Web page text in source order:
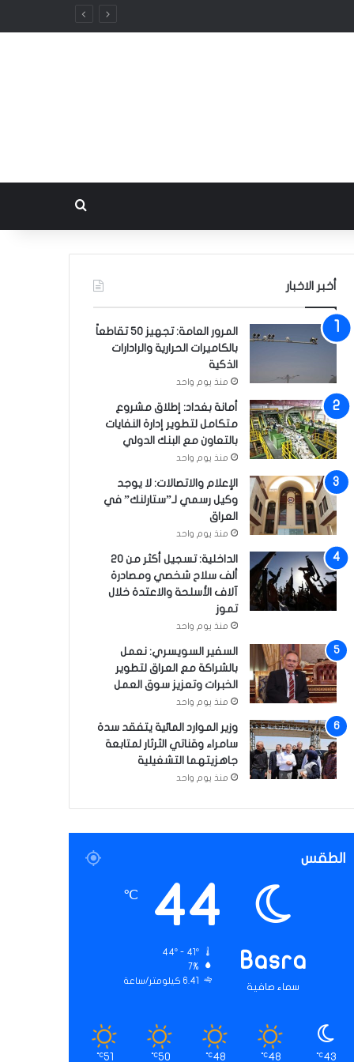
أخبر الاخبار
المرور العامة: تجهيز 50 تقاطعاً
بالكاميرات الحرارية والرادارات
الذكية
منذ يوم واحد
أمانة بغداد: إطلاق مشروع
متكامل لتطوير إدارة النفايات
بالتعاون مع البنك الدولي
منذ يوم واحد
الإعلام والاتصالات: لا يوجد
وكيل رسمي لـ”ستارلنك” في
العراق
منذ يوم واحد
الداخلية: تسجيل أكثر من 20
ألف سلاح شخصي ومصادرة
آلاف الأسلحة والاعتدة خلال
تموز
منذ يوم واحد
السفير السويسري: نعمل
بالشراكة مع العراق لتطوير
الخبرات وتعزيز سوق العمل
منذ يوم واحد
وزير الموارد المائية يتفقد سدة
سامراء وقناتي الثرثار لمتابعة
جاهزيتهما التشغيلية
منذ يوم واحد
الطقس
Basra
سماء صافية
44
℃
7%
6.41 كيلومتر/ساعة
43
℃
48
℃
48
℃
50
℃
51
℃